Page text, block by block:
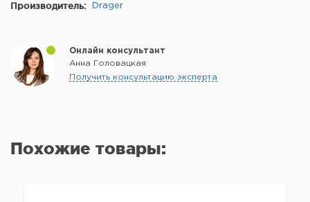
Производитель: Drager
Онлайн консультант
Анна Головацкая
Получить консультацию эксперта
Похожие товары: